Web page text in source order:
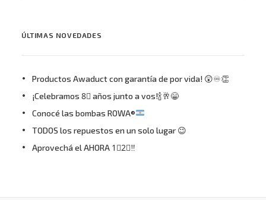
ÚLTIMAS NOVEDADES
Productos Awaduct con garantía de por vida! 😲♾👏
¡Celebramos 8⃣ años junto a vos!🍾🥂😁
Conocé las bombas ROWA®
TODOS los repuestos en un solo lugar 😉
Aprovechá el AHORA 1⃣2⃣‼